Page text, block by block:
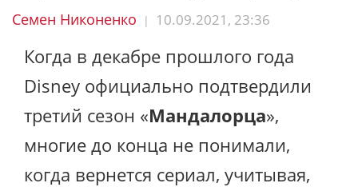
Семен Никоненко | 10.09.2021, 23:36
Когда в декабре прошлого года
Disney официально подтвердили
третий сезон «Мандалорца»,
многие до конца не понимали,
когда вернется сериал, учитывая,